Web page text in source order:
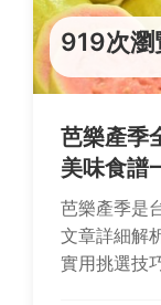
919次瀏
芭樂產季
美味食譜
芭樂產季是
文章詳細解
實用挑選技